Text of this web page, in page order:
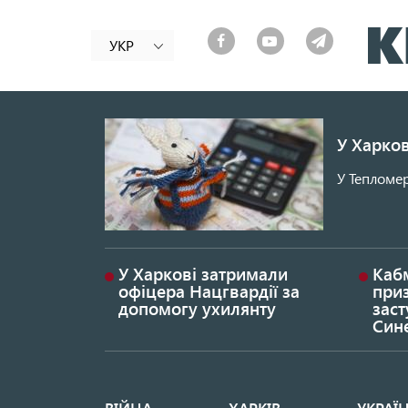
УКР
У
У
У Харкові затримали
офіцера Нацгвардії за
допомогу ухилянту